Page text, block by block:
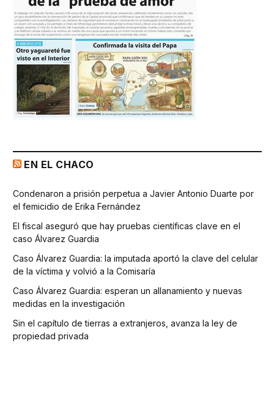
EN EL CHACO
Condenaron a prisión perpetua a Javier Antonio Duarte por
el femicidio de Erika Fernández
El fiscal aseguró que hay pruebas científicas clave en el
caso Álvarez Guardia
Caso Álvarez Guardia: la imputada aportó la clave del celular
de la víctima y volvió a la Comisaría
Caso Álvarez Guardia: esperan un allanamiento y nuevas
medidas en la investigación
Sin el capítulo de tierras a extranjeros, avanza la ley de
propiedad privada